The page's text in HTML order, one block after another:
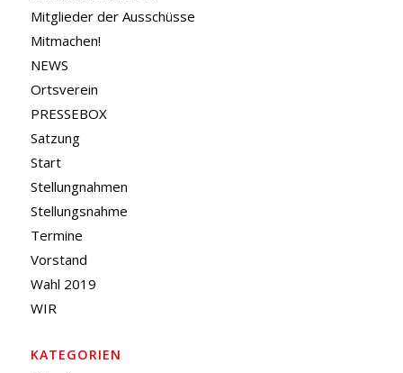
Mitglieder der Ausschüsse
Mitmachen!
NEWS
Ortsverein
PRESSEBOX
Satzung
Start
Stellungnahmen
Stellungsnahme
Termine
Vorstand
Wahl 2019
WIR
KATEGORIEN